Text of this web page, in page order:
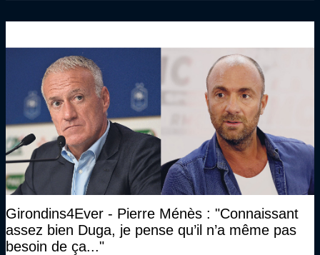
Girondins4Ever - Pierre Ménès : "Connaissant
assez bien Duga, je pense qu’il n’a même pas
besoin de ça..."